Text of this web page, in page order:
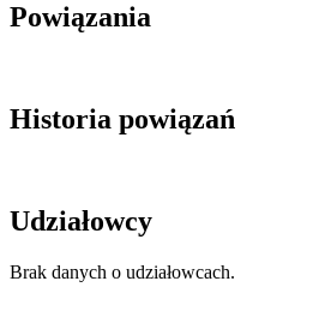
Powiązania
Historia powiązań
Udziałowcy
Brak danych o udziałowcach.